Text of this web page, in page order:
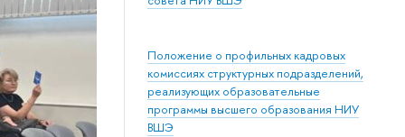
Положение о профильных кадровых
комиссиях структурных подразделений,
реализующих образовательные
программы высшего образования НИУ
ВШЭ